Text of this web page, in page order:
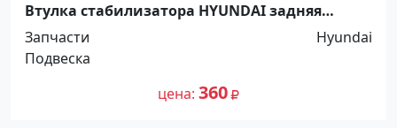
Втулка стабилизатора HYUNDAI задняя
Краснодар
Запчасти
Hyundai
Подвеска
цена 360